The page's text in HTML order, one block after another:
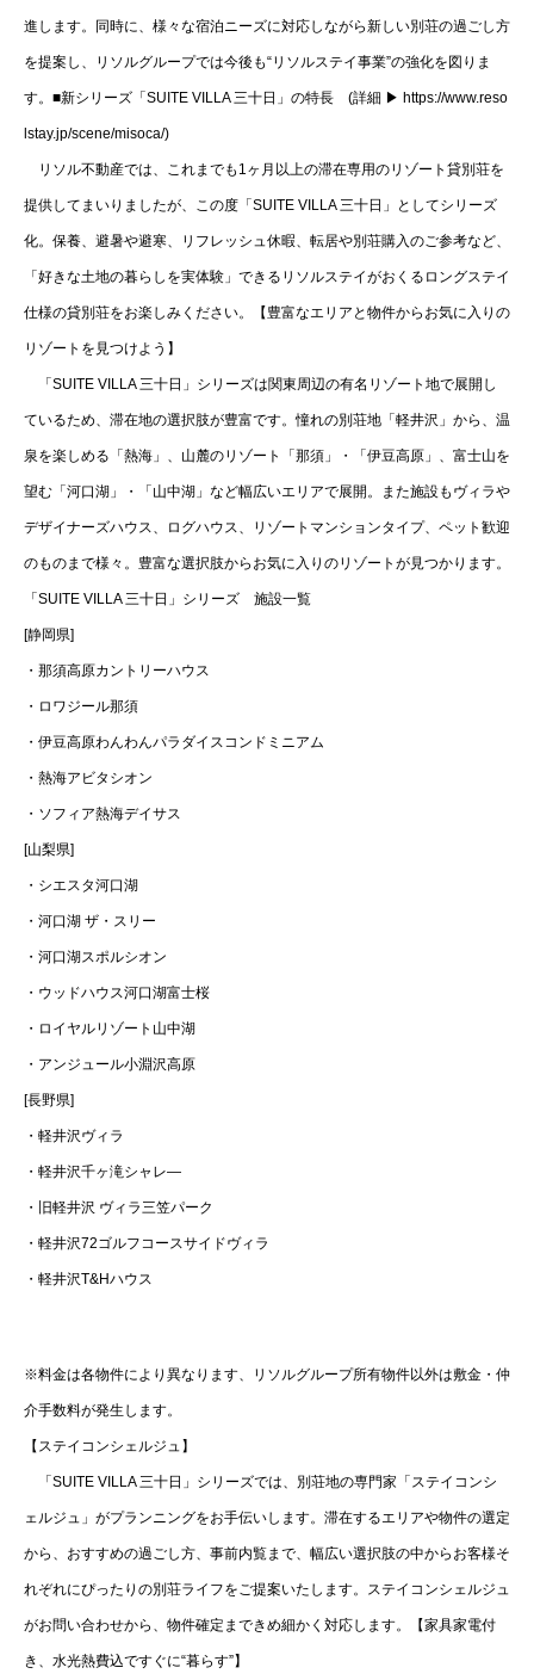
進します。同時に、様々な宿泊ニーズに対応しながら新しい別荘の過ごし方
を提案し、リソルグループでは今後も“リソルステイ事業”の強化を図りま
す。■新シリーズ「SUITE VILLA 三十日」の特長 (詳細 ▶ https://www.reso
lstay.jp/scene/misoca/)
リソル不動産では、これまでも1ヶ月以上の滞在専用のリゾート貸別荘を
提供してまいりましたが、この度「SUITE VILLA 三十日」としてシリーズ
化。保養、避暑や避寒、リフレッシュ休暇、転居や別荘購入のご参考など、
「好きな土地の暮らしを実体験」できるリソルステイがおくるロングステイ
仕様の貸別荘をお楽しみください。【豊富なエリアと物件からお気に入りの
リゾートを見つけよう】
「SUITE VILLA 三十日」シリーズは関東周辺の有名リゾート地で展開し
ているため、滞在地の選択肢が豊富です。憧れの別荘地「軽井沢」から、温
泉を楽しめる「熱海」、山麓のリゾート「那須」・「伊豆高原」、富士山を
望む「河口湖」・「山中湖」など幅広いエリアで展開。また施設もヴィラや
デザイナーズハウス、ログハウス、リゾートマンションタイプ、ペット歓迎
のものまで様々。豊富な選択肢からお気に入りのリゾートが見つかります。
「SUITE VILLA 三十日」シリーズ 施設一覧
[静岡県]
・那須高原カントリーハウス
・ロワジール那須
・伊豆高原わんわんパラダイスコンドミニアム
・熱海アビタシオン
・ソフィア熱海デイサス
[山梨県]
・シエスタ河口湖
・河口湖 ザ・スリー
・河口湖スポルシオン
・ウッドハウス河口湖富士桜
・ロイヤルリゾート山中湖
・アンジュール小淵沢高原
[長野県]
・軽井沢ヴィラ
・軽井沢千ヶ滝シャレ―
・旧軽井沢 ヴィラ三笠パーク
・軽井沢72ゴルフコースサイドヴィラ
・軽井沢T&Hハウス
※料金は各物件により異なります、リソルグループ所有物件以外は敷金・仲
介手数料が発生します。
【ステイコンシェルジュ】
「SUITE VILLA 三十日」シリーズでは、別荘地の専門家「ステイコンシ
ェルジュ」がプランニングをお手伝いします。滞在するエリアや物件の選定
から、おすすめの過ごし方、事前内覧まで、幅広い選択肢の中からお客様そ
れぞれにぴったりの別荘ライフをご提案いたします。ステイコンシェルジュ
がお問い合わせから、物件確定まできめ細かく対応します。【家具家電付
き、水光熱費込ですぐに“暮らす”】